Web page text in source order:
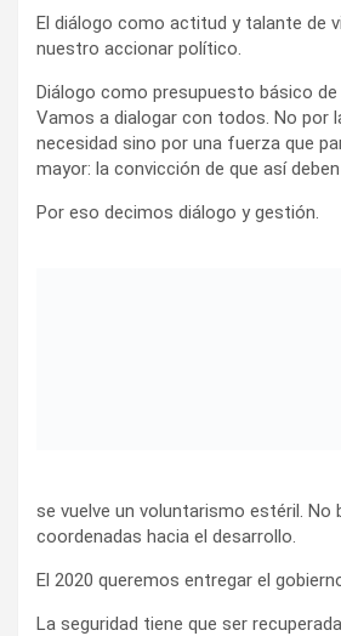
El diálogo como actitud y talante de
nuestro accionar político.
Diálogo como presupuesto básico
Vamos a dialogar con todos. No por
necesidad sino por una fuerza que
mayor: la convicción de que así
Por eso decimos diálogo y gestión.
se vuelve un voluntarismo estéril. No
coordenadas hacia el desarrollo.
El 2020 queremos entregar el
La seguridad tiene que ser